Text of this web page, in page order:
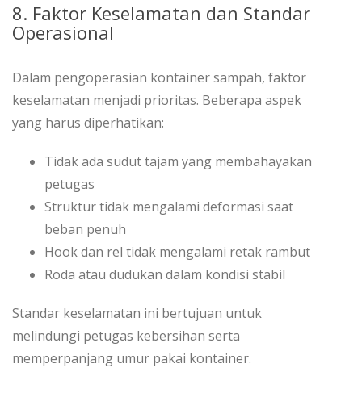
8. Faktor Keselamatan dan Standar
Operasional
Dalam pengoperasian kontainer sampah, faktor
keselamatan menjadi prioritas. Beberapa aspek
yang harus diperhatikan:
Tidak ada sudut tajam yang membahayakan
petugas
Struktur tidak mengalami deformasi saat
beban penuh
Hook dan rel tidak mengalami retak rambut
Roda atau dudukan dalam kondisi stabil
Standar keselamatan ini bertujuan untuk
melindungi petugas kebersihan serta
memperpanjang umur pakai kontainer.